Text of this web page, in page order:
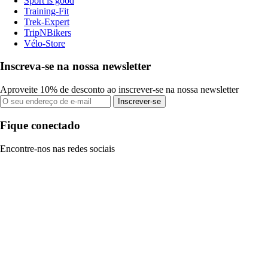
Training-Fit
Trek-Expert
TripNBikers
Vélo-Store
Inscreva-se na nossa newsletter
Aproveite 10% de desconto ao inscrever-se na nossa newsletter
Inscrever-se
Fique conectado
Encontre-nos nas redes sociais